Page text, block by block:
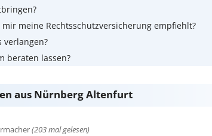
meine Rechtsschutzversicherung empfiehlt?
verlangen?
beraten lassen?
aus Nürnberg Altenfurt
(203 mal gelesen)